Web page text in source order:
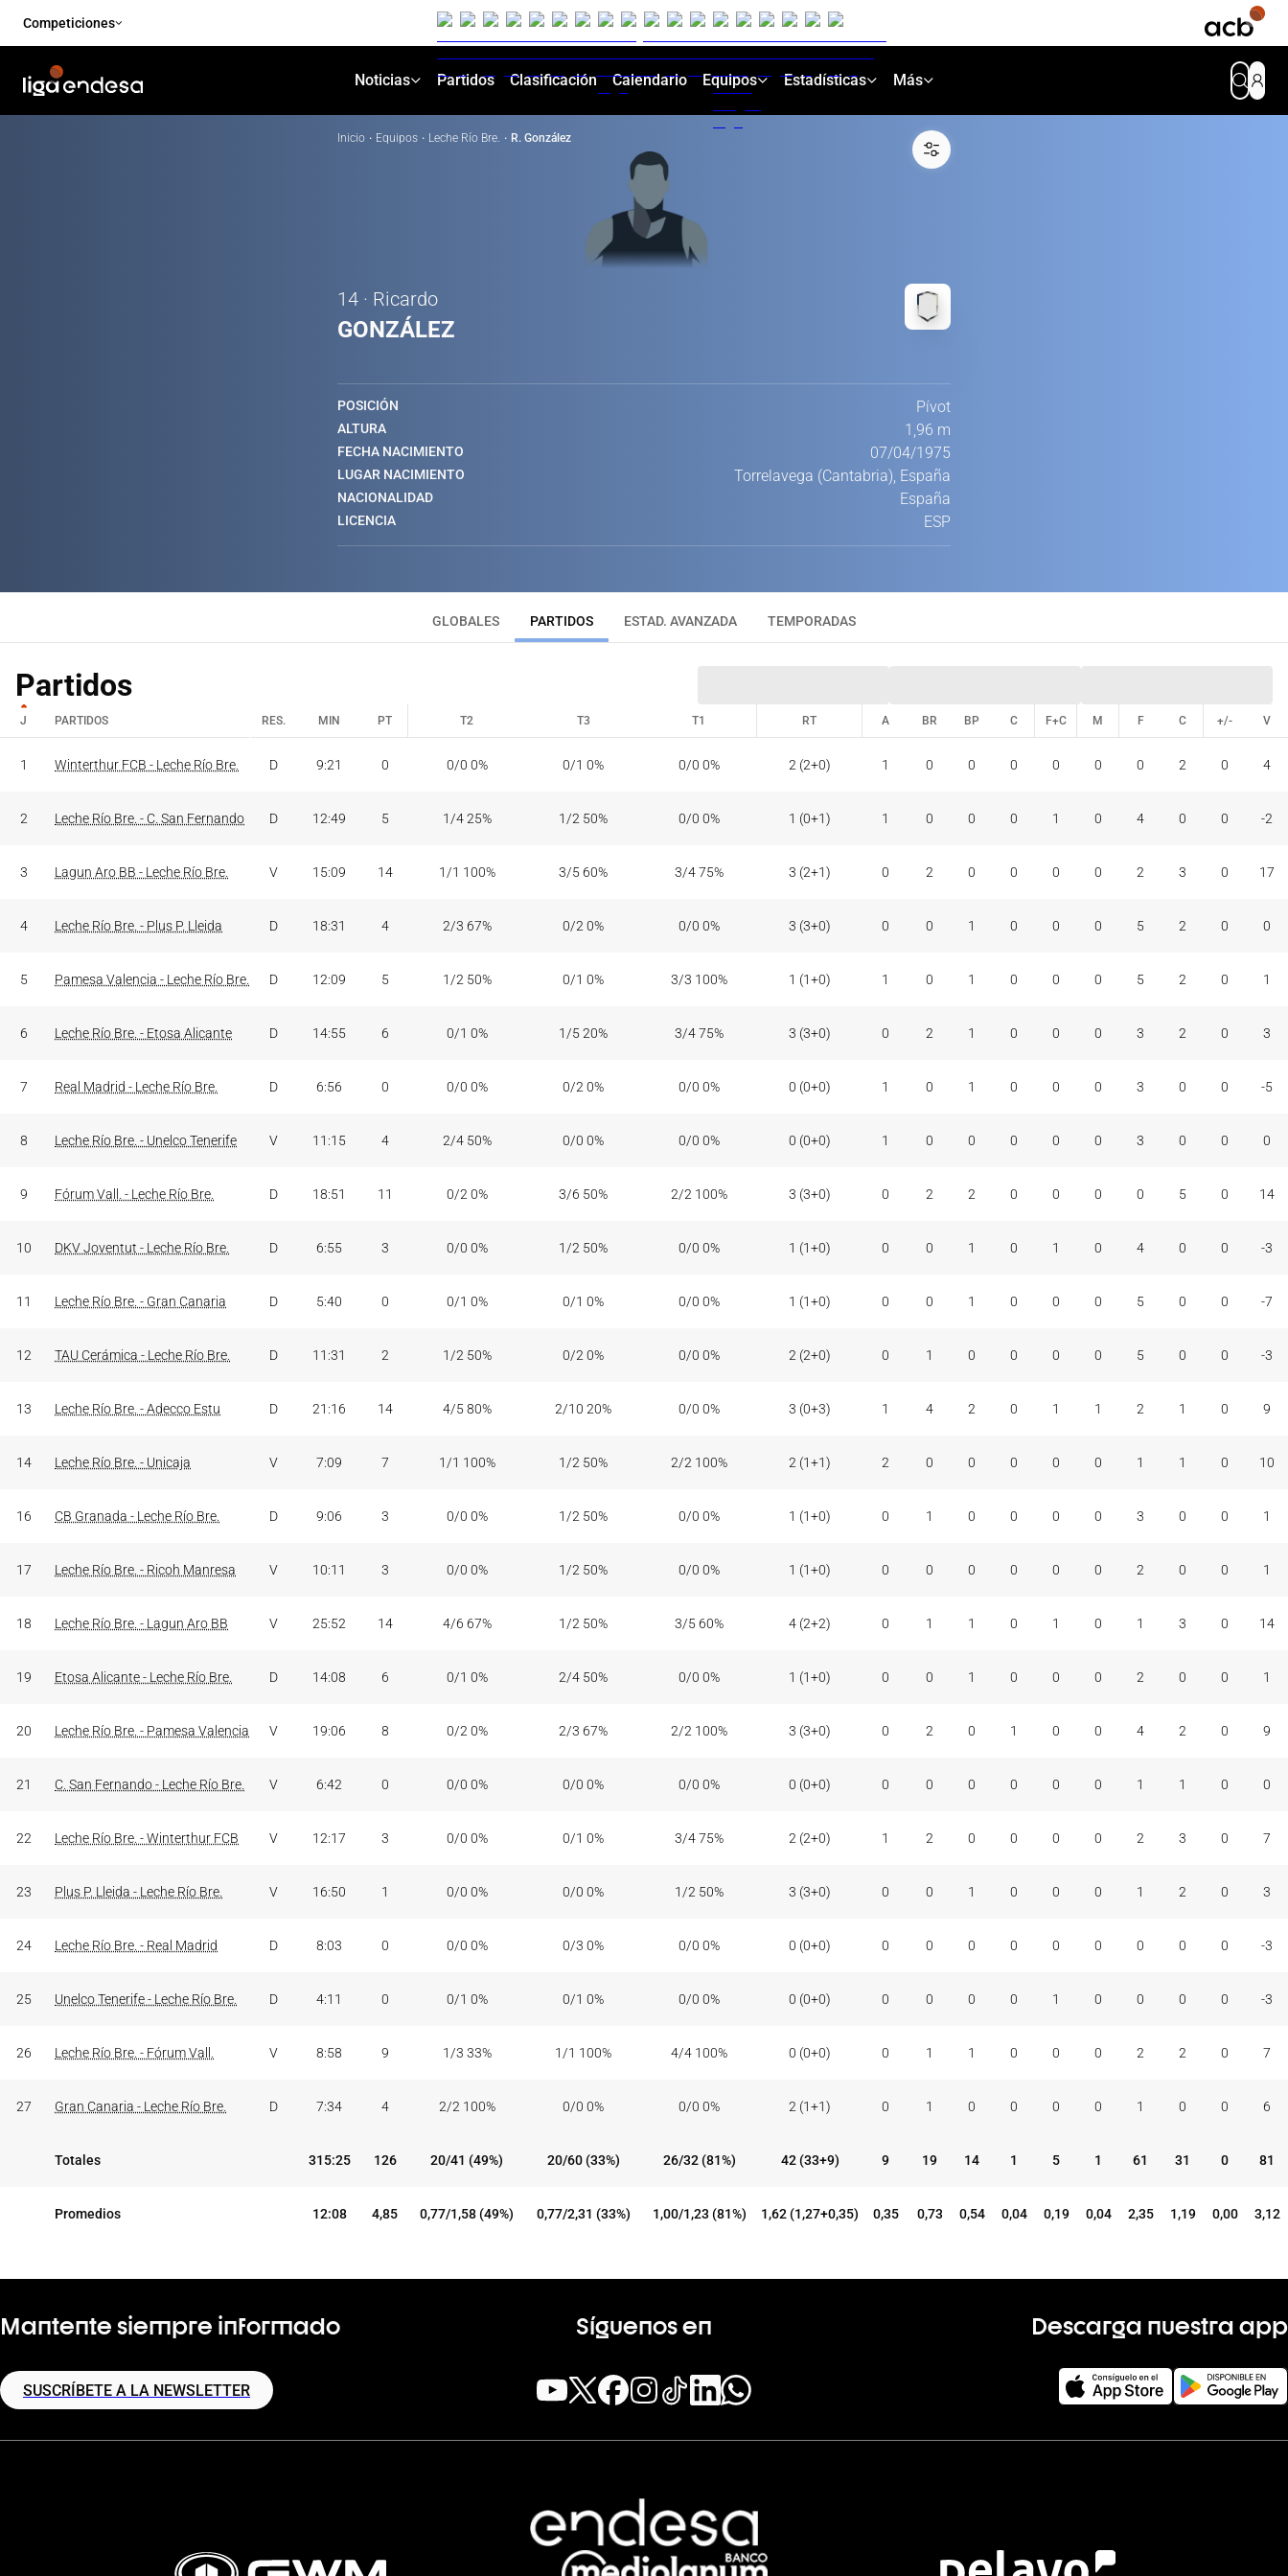
Competiciones
Noticias Partidos Clasificación Calendario Equipos Estadísticas Más
Inicio · Equipos · Leche Río Bre. · R. González
14 · Ricardo
GONZÁLEZ
POSICIÓN Pívot
ALTURA 1,96 m
FECHA NACIMIENTO 07/04/1975
LUGAR NACIMIENTO Torrelavega (Cantabria), España
NACIONALIDAD España
LICENCIA ESP
GLOBALES PARTIDOS ESTAD. AVANZADA TEMPORADAS
Partidos
J PARTIDOS RES. MIN PT T2 T3 T1 RT A BR BP C F+C M F C +/- V
1 Winterthur FCB - Leche Río Bre. D 9:21 0 0/0 0% 0/1 0% 0/0 0% 2 (2+0) 1 0 0 0 0 0 0 2 0 4
2 Leche Río Bre. - C. San Fernando D 12:49 5 1/4 25% 1/2 50% 0/0 0% 1 (0+1) 1 0 0 0 1 0 4 0 0 -2
3 Lagun Aro BB - Leche Río Bre. V 15:09 14 1/1 100% 3/5 60% 3/4 75% 3 (2+1) 0 2 0 0 0 0 2 3 0 17
4 Leche Río Bre. - Plus P. Lleida D 18:31 4 2/3 67% 0/2 0% 0/0 0% 3 (3+0) 0 0 1 0 0 0 5 2 0 0
5 Pamesa Valencia - Leche Río Bre. D 12:09 5 1/2 50% 0/1 0% 3/3 100% 1 (1+0) 1 0 1 0 0 0 5 2 0 1
6 Leche Río Bre. - Etosa Alicante D 14:55 6 0/1 0% 1/5 20% 3/4 75% 3 (3+0) 0 2 1 0 0 0 3 2 0 3
7 Real Madrid - Leche Río Bre. D 6:56 0 0/0 0% 0/2 0% 0/0 0% 0 (0+0) 1 0 1 0 0 0 3 0 0 -5
8 Leche Río Bre. - Unelco Tenerife V 11:15 4 2/4 50% 0/0 0% 0/0 0% 0 (0+0) 1 0 0 0 0 0 3 0 0 0
9 Fórum Vall. - Leche Río Bre. D 18:51 11 0/2 0% 3/6 50% 2/2 100% 3 (3+0) 0 2 2 0 0 0 0 5 0 14
10 DKV Joventut - Leche Río Bre. D 6:55 3 0/0 0% 1/2 50% 0/0 0% 1 (1+0) 0 0 1 0 1 0 4 0 0 -3
11 Leche Río Bre. - Gran Canaria D 5:40 0 0/1 0% 0/1 0% 0/0 0% 1 (1+0) 0 0 1 0 0 0 5 0 0 -7
12 TAU Cerámica - Leche Río Bre. D 11:31 2 1/2 50% 0/2 0% 0/0 0% 2 (2+0) 0 1 0 0 0 0 5 0 0 -3
13 Leche Río Bre. - Adecco Estu D 21:16 14 4/5 80% 2/10 20% 0/0 0% 3 (0+3) 1 4 2 0 1 1 2 1 0 9
14 Leche Río Bre. - Unicaja V 7:09 7 1/1 100% 1/2 50% 2/2 100% 2 (1+1) 2 0 0 0 0 0 1 1 0 10
16 CB Granada - Leche Río Bre. D 9:06 3 0/0 0% 1/2 50% 0/0 0% 1 (1+0) 0 1 0 0 0 0 3 0 0 1
17 Leche Río Bre. - Ricoh Manresa V 10:11 3 0/0 0% 1/2 50% 0/0 0% 1 (1+0) 0 0 0 0 0 0 2 0 0 1
18 Leche Río Bre. - Lagun Aro BB V 25:52 14 4/6 67% 1/2 50% 3/5 60% 4 (2+2) 0 1 1 0 1 0 1 3 0 14
19 Etosa Alicante - Leche Río Bre. D 14:08 6 0/1 0% 2/4 50% 0/0 0% 1 (1+0) 0 0 1 0 0 0 2 0 0 1
20 Leche Río Bre. - Pamesa Valencia V 19:06 8 0/2 0% 2/3 67% 2/2 100% 3 (3+0) 0 2 0 1 0 0 4 2 0 9
21 C. San Fernando - Leche Río Bre. V 6:42 0 0/0 0% 0/0 0% 0/0 0% 0 (0+0) 0 0 0 0 0 0 1 1 0 0
22 Leche Río Bre. - Winterthur FCB V 12:17 3 0/0 0% 0/1 0% 3/4 75% 2 (2+0) 1 2 0 0 0 0 2 3 0 7
23 Plus P. Lleida - Leche Río Bre. V 16:50 1 0/0 0% 0/0 0% 1/2 50% 3 (3+0) 0 0 1 0 0 0 1 2 0 3
24 Leche Río Bre. - Real Madrid D 8:03 0 0/0 0% 0/3 0% 0/0 0% 0 (0+0) 0 0 0 0 0 0 0 0 0 -3
25 Unelco Tenerife - Leche Río Bre. D 4:11 0 0/1 0% 0/1 0% 0/0 0% 0 (0+0) 0 0 0 0 1 0 0 0 0 -3
26 Leche Río Bre. - Fórum Vall. V 8:58 9 1/3 33% 1/1 100% 4/4 100% 0 (0+0) 0 1 1 0 0 0 2 2 0 7
27 Gran Canaria - Leche Río Bre. D 7:34 4 2/2 100% 0/0 0% 0/0 0% 2 (1+1) 0 1 0 0 0 0 1 0 0 6
Totales 315:25 126 20/41 (49%) 20/60 (33%) 26/32 (81%) 42 (33+9) 9 19 14 1 5 1 61 31 0 81
Promedios 12:08 4,85 0,77/1,58 (49%) 0,77/2,31 (33%) 1,00/1,23 (81%) 1,62 (1,27+0,35) 0,35 0,73 0,54 0,04 0,19 0,04 2,35 1,19 0,00 3,12
Mantente siempre informado
SUSCRÍBETE A LA NEWSLETTER
Síguenos en Descarga nuestra app